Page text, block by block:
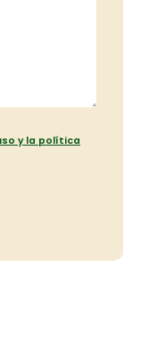
y la política